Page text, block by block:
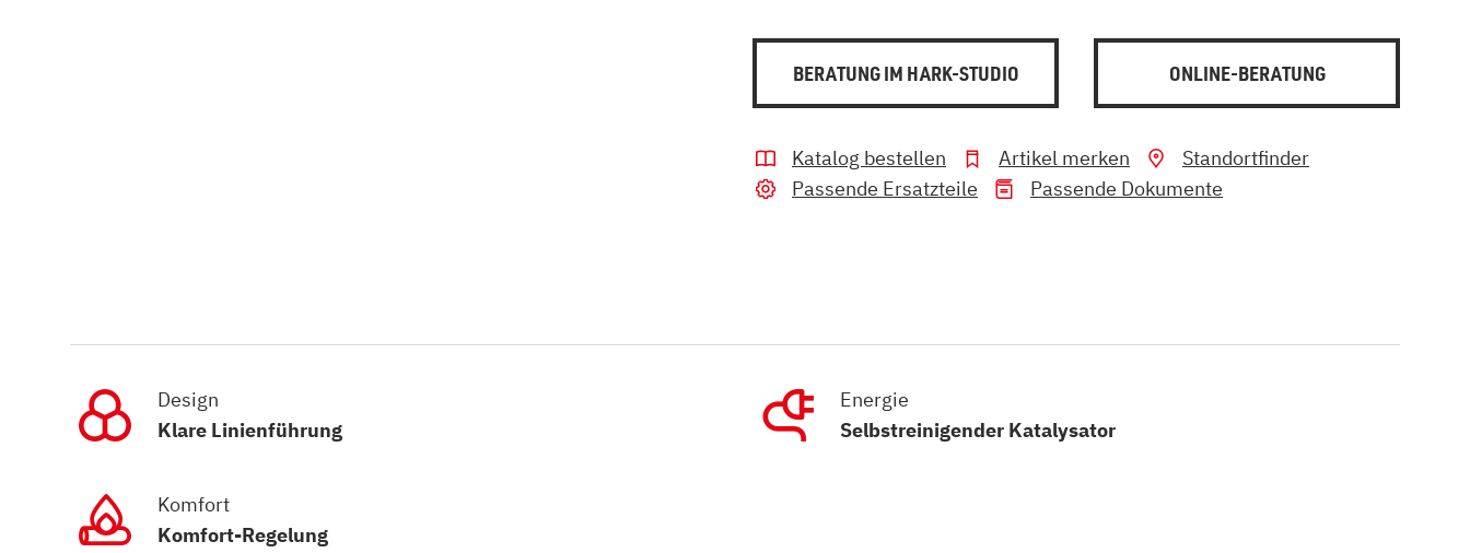
BERATUNG IM HARK-STUDIO ONLINE-BERATUNG
Katalog bestellen Artikel merken
Standortfinder
Passende Ersatzteile
Passende Dokumente
Design
Klare Linienführung
Energie
Selbstreinigender Katalysator
Komfort
Komfort-Regelung